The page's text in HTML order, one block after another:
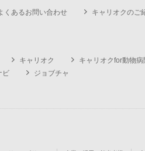
くあるお問い合わせ キャリオクのご
キャリオク キャリオクfor動物病
ビ
ジョブチャ